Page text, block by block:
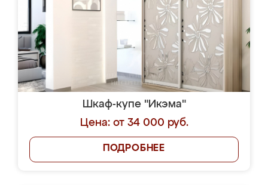
Шкаф-купе "Икэма"
Цена: от 34 000 руб.
ПОДРОБНЕЕ